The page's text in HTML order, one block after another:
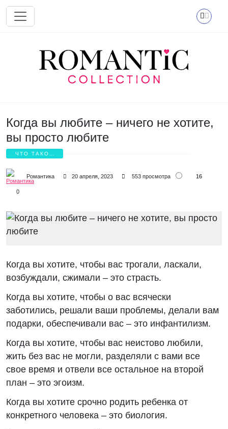
Перейти к основному содержанию
Когда вы любите – ничего не хотите,
вы просто любите
ЧТО ТАКОЕ
Романтика 20 апреля, 2023 553 просмотра 16
0
Когда вы хотите, чтобы вас трогали, ласкали,
возбуждали, сжимали – это страсть.
Когда вы хотите, чтобы о вас всячески
заботились, решали ваши проблемы, делали вам
подарки, обеспечивали вас – это инфантилизм.
Когда вы хотите, чтобы вас неистово любили,
жить без вас не могли, разделяли с вами все
свое время и отвели все остальное на второй
план – это эгоизм.
Когда вы хотите срочно родить ребенка от
конкретного человека – это биология.